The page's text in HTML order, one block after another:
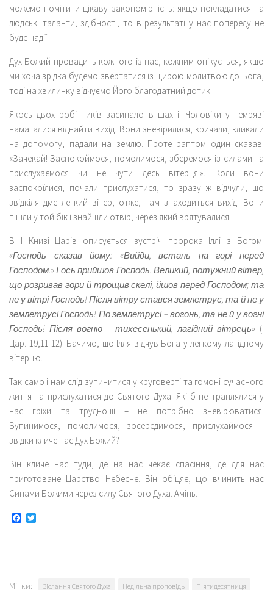
можемо помітити цікаву закономірність: якщо покладатися на
людські таланти, здібності, то в результаті у нас попереду не
буде надії.
Дух Божий провадить кожного із нас, кожним опікується, якщо
ми хоча зрідка будемо звертатися із щирою молитвою до Бога,
тоді на хвилинку відчуємо Його благодатний дотик.
Якось двох робітників засипало в шахті. Чоловіки у темряві
намагалися віднайти вихід. Вони зневірилися, кричали, кликали
на допомогу, падали на землю. Проте раптом один сказав:
«Зачекай! Заспокоймося, помолимося, зберемося із силами та
прислухаємося чи не чути десь вітерця!». Коли вони
заспокоїлися, почали прислухатися, то зразу ж відчули, що
звідкіля дме легкий вітер, отже, там знаходиться вихід. Вони
пішли у той бік і знайшли отвір, через який врятувалися.
В І Книзі Царів описується зустріч пророка Іллі з Богом:
«Господь сказав йому: «Вийди, встань на горі перед
Господом.» І ось прийшов Господь. Великий, потужний вітер,
що розривав гори й трощив скелі, йшов перед Господом; та
не у вітрі Господь! Після вітру стався землетрус, та й не у
землетрусі Господь! По землетрусі – вогонь, та не й у вогні
Господь! Після вогню – тихесенький, лагідний вітрець» (І
Цар. 19,11-12). Бачимо, що Ілля відчув Бога у легкому лагідному
вітерцю.
Так само і нам слід зупинитися у круговерті та гомоні сучасного
життя та прислухатися до Святого Духа. Які б не траплялися у
нас гріхи та труднощі – не потрібно зневірюватися.
Зупинимося, помолимося, зосередимося, прислухаймося –
звідки кличе нас Дух Божий?
Він кличе нас туди, де на нас чекає спасіння, де для нас
приготоване Царство Небесне. Він обіцяє, що вчинить нас
Синами Божими через силу Святого Духа. Амінь.
Facebook
Мітки: Зіслання Святого Духа Недільна проповідь П'ятидесятниця